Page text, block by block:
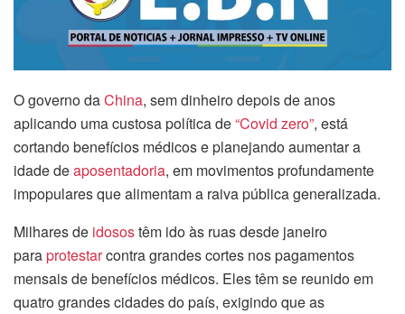
O governo daChina, sem dinheiro depois de anos
aplicando uma custosa política de“Covid zero”, está
cortando benefícios médicos e planejando aumentar a
idade deaposentadoria, em movimentos profundamente
impopulares que alimentam a raiva pública generalizada.
Milhares de idosostêm ido às ruas desde janeiro
paraprotestarcontra grandes cortes nos pagamentos
mensais de benefícios médicos. Eles têm se reunido em
quatro grandes cidades do país, exigindo que as